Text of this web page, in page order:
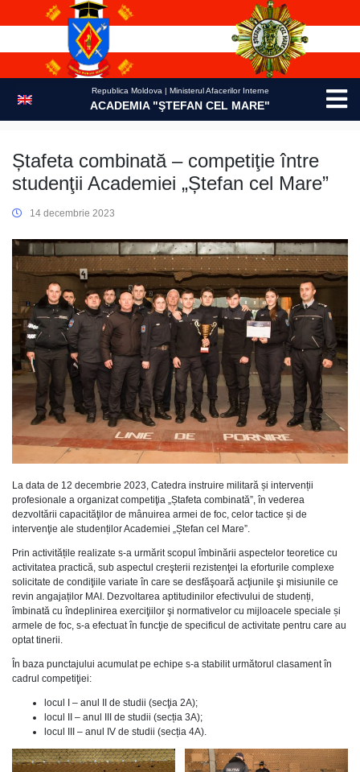
Republica Moldova | Ministerul Afacerilor Interne
ACADEMIA "ŞTEFAN CEL MARE"
Ștafeta combinată – competiţie între
studenţii Academiei „Ștefan cel Mare”
14 decembrie 2023
La data de 12 decembrie 2023, Catedra instruire militară și intervenții
profesionale a organizat competiţia „Ștafeta combinată”, în vederea
dezvoltării capacităţilor de mânuirea armei de foc, celor tactice și de
intervenţie ale studenților Academiei „Ștefan cel Mare”.
Prin activitățile realizate s-a urmărit scopul îmbinării aspectelor teoretice cu
activitatea practică, sub aspectul creşterii rezistenţei la eforturile complexe
solicitate de condiţiile variate în care se desfăşoară acţiunile şi misiunile ce
revin angajaților MAI. Dezvoltarea aptitudinilor efectivului de studenți,
îmbinată cu îndeplinirea exerciţiilor şi normativelor cu mijloacele speciale și
armele de foc, s-a efectuat în funcţie de specificul de activitate pentru care au
optat tinerii.
În baza punctajului acumulat pe echipe s-a stabilit următorul clasament în
cadrul competiţiei:
locul I – anul II de studii (secţia 2A);
locul II – anul III de studii (secția 3A);
locul III – anul IV de studii (secția 4A).